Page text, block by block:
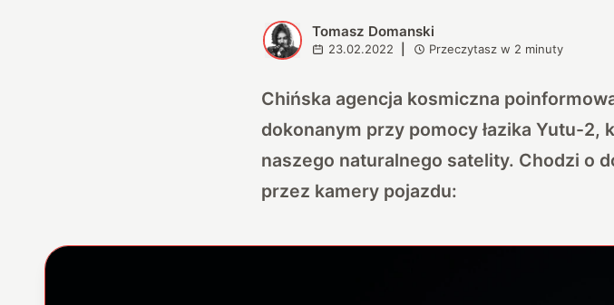
T Tomasz Domanski
23.02.2022 Przeczytasz w 2 minuty
Chińska agencja kosmiczna
dokonanym przy pomocy łazika Yutu-
naszego naturalnego satelity. Chodzi o
przez kamery pojazdu: